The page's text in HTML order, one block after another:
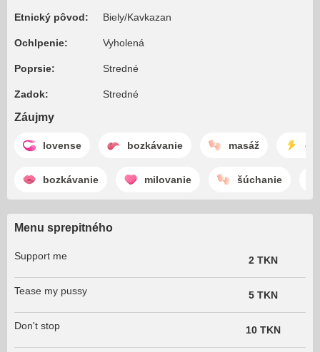
Etnický pôvod: Biely/Kavkazan
Ochlpenie: Vyholená
Poprsie: Stredné
Zadok: Stredné
Záujmy
lovense bozkávanie masáž
bozkávanie milovanie šúchanie
Menu sprepitného
Support me 2 TKN
Tease my pussy 5 TKN
Don't stop 10 TKN